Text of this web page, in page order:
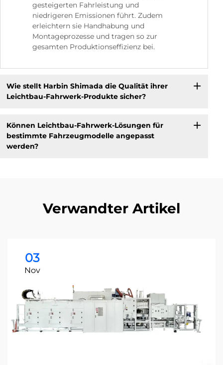
gesteigerten Fahrleistung und
niedrigeren Emissionen führt. Zudem
erleichtern sie Handhabung und
Montageprozesse und tragen so zur
gesamten Produktionseffizienz bei.
Wie stellt Harbin Shimada die Qualität ihrer
Leichtbau-Fahrwerk-Produkte sicher?
Können Leichtbau-Fahrwerk-Lösungen für
bestimmte Fahrzeugmodelle angepasst
werden?
Verwandter Artikel
03
Nov